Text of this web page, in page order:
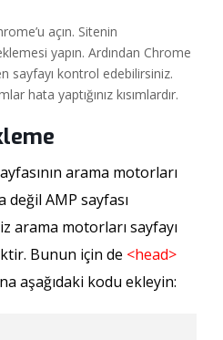
açın. Sitenin
yapın. Ardından Chrome
sayfayı kontrol edebilirsiniz.
hata yaptığınız kısımlardır.
arama motorları
AMP sayfası
arama motorları sayfayı
Bunun için de <head>
aşağıdaki kodu ekleyin: